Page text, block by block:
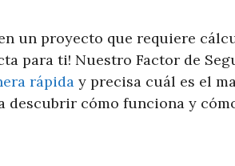
un proyecto que requiere
para ti! Nuestro Factor de
rápida y precisa cuál es el
descubrir cómo funciona y